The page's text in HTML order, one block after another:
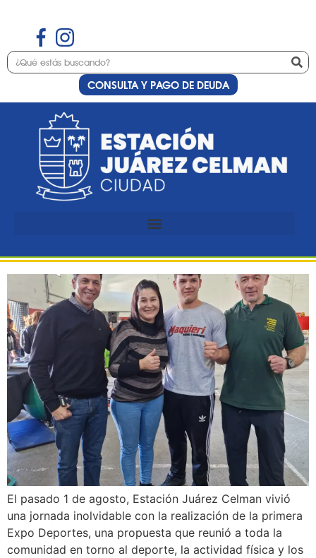
CONSULTA Y PAGO DE DEUDA
Etiqueta:Expo
Deportes
Éxito total en la primera
El pasado 1 de agosto, Estación Juárez Celman vivió
una jornada inolvidable con la realización de la primera
Expo Deportes, una propuesta que reunió a toda la
comunidad en torno al deporte, la actividad física y los